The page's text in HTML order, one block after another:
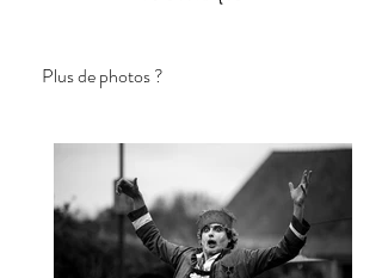
Plus de photos ?